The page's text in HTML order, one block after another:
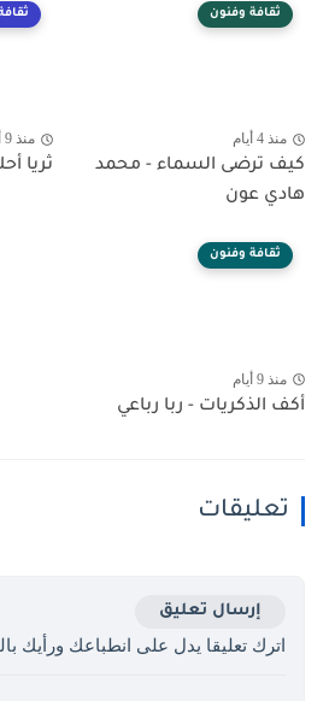
ثقافة وفنون
منذ 4 أيام
كيف ترضى السماء - محمد
هادي عون
منذ 9 أيام
ثريا
ثقافة وفنون
منذ 9 أيام
أكف الذكريات - ربا رباعي
تعليقات
إرسال تعليق
اترك تعليقا يدل على انطباعك ورأيك